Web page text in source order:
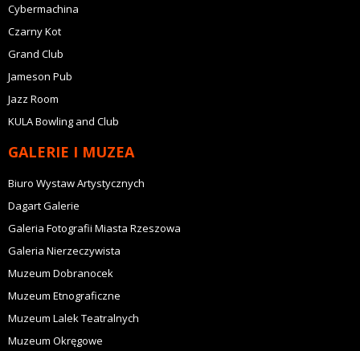
Cybermachina
Czarny Kot
Grand Club
Jameson Pub
Jazz Room
KULA Bowling and Club
GALERIE I MUZEA
Biuro Wystaw Artystycznych
Dagart Galerie
Galeria Fotografii Miasta Rzeszowa
Galeria Nierzeczywista
Muzeum Dobranocek
Muzeum Etnograficzne
Muzeum Lalek Teatralnych
Muzeum Okręgowe